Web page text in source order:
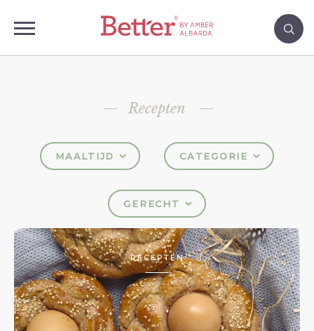
Recepten
MAALTIJD CATEGORIE
GERECHT
RECEPTEN